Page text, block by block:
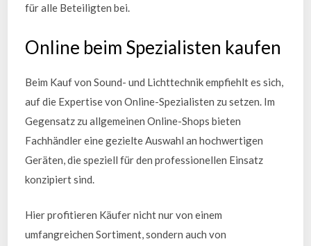
für alle Beteiligten bei.
Online beim Spezialisten kaufen
Beim Kauf von Sound- und Lichttechnik empfiehlt es sich,
auf die Expertise von Online-Spezialisten zu setzen. Im
Gegensatz zu allgemeinen Online-Shops bieten
Fachhändler eine gezielte Auswahl an hochwertigen
Geräten, die speziell für den professionellen Einsatz
konzipiert sind.
Hier profitieren Käufer nicht nur von einem
umfangreichen Sortiment, sondern auch von